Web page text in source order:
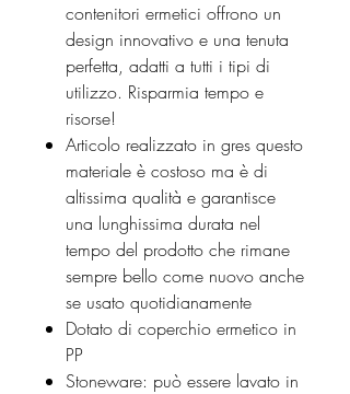
contenitori ermetici offrono un
design innovativo e una tenuta
perfetta, adatti a tutti i tipi di
utilizzo. Risparmia tempo e
risorse!
Articolo realizzato in gres questo
materiale è costoso ma è di
altissima qualità e garantisce
una lunghissima durata nel
tempo del prodotto che rimane
sempre bello come nuovo anche
se usato quotidianamente
Dotato di coperchio ermetico in
PP
Stoneware: può essere lavato in